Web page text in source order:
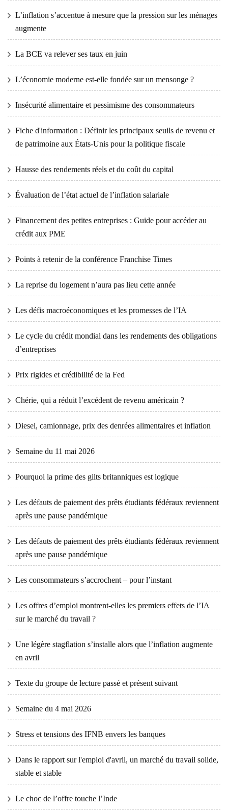
L’inflation s’accentue à mesure que la pression sur les ménages
augmente
La BCE va relever ses taux en juin
L’économie moderne est-elle fondée sur un mensonge ?
Insécurité alimentaire et pessimisme des consommateurs
Fiche d'information : Définir les principaux seuils de revenu et
de patrimoine aux États-Unis pour la politique fiscale
Hausse des rendements réels et du coût du capital
Évaluation de l’état actuel de l’inflation salariale
Financement des petites entreprises : Guide pour accéder au
crédit aux PME
Points à retenir de la conférence Franchise Times
La reprise du logement n’aura pas lieu cette année
Les défis macroéconomiques et les promesses de l’IA
Le cycle du crédit mondial dans les rendements des obligations
d’entreprises
Prix ​​​​rigides et crédibilité de la Fed
Chérie, qui a réduit l’excédent de revenu américain ?
Diesel, camionnage, prix des denrées alimentaires et inflation
Semaine du 11 mai 2026
Pourquoi la prime des gilts britanniques est logique
Les défauts de paiement des prêts étudiants fédéraux reviennent
après une pause pandémique
Les défauts de paiement des prêts étudiants fédéraux reviennent
après une pause pandémique
Les consommateurs s’accrochent – ​​pour l’instant
Les offres d’emploi montrent-elles les premiers effets de l’IA
sur le marché du travail ?
Une légère stagflation s’installe alors que l’inflation augmente
en avril
Texte du groupe de lecture passé et présent suivant
Semaine du 4 mai 2026
Stress et tensions des IFNB envers les banques
Dans le rapport sur l'emploi d'avril, un marché du travail solide,
stable et stable
Le choc de l’offre touche l’Inde